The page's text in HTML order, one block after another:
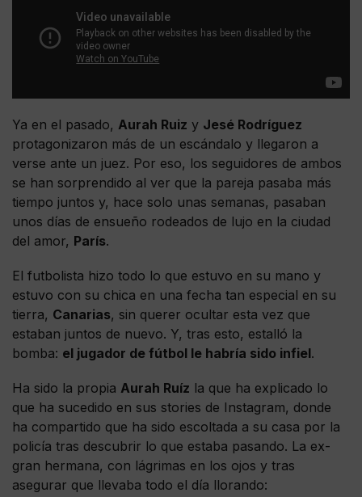
Ya en el pasado, Aurah Ruiz y Jesé Rodríguez
protagonizaron más de un escándalo y llegaron a
verse ante un juez. Por eso, los seguidores de ambos
se han sorprendido al ver que la pareja pasaba más
tiempo juntos y, hace solo unas semanas, pasaban
unos días de ensueño rodeados de lujo en la ciudad
del amor, París.
El futbolista hizo todo lo que estuvo en su mano y
estuvo con su chica en una fecha tan especial en su
tierra, Canarias, sin querer ocultar esta vez que
estaban juntos de nuevo. Y, tras esto, estalló la
bomba: el jugador de fútbol le habría sido infiel.
Ha sido la propia Aurah Ruíz la que ha explicado lo
que ha sucedido en sus stories de Instagram, donde
ha compartido que ha sido escoltada a su casa por la
policía tras descubrir lo que estaba pasando. La ex-
gran hermana, con lágrimas en los ojos y tras
asegurar que llevaba todo el día llorando: